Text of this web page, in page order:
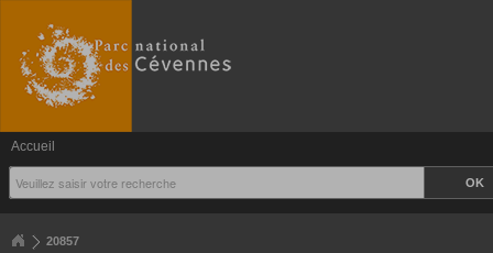
Accueil
20857